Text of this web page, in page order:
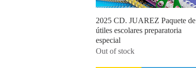
Quick View
2025 CD. JUAREZ Paquete de
útiles escolares preparatoria
especial
Out of stock